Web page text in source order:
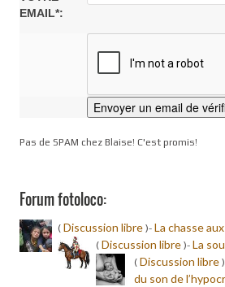
EMAIL*:
Pas de SPAM chez Blaise! C'est promis!
Forum fotoloco:
( Discussion libre )- La chasse
( Discussion libre )- La
( Discussion libre
du son de